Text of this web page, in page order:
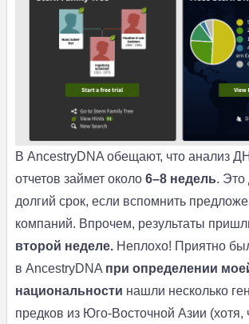
В AncestryDNA обещают, что анализ
отчетов займет около 6–8 недель. Это
долгий срок, если вспомнить
компаний. Впрочем, результаты
второй неделе.Неплохо! Приятно
в AncestryDNA при определении
национальности нашли несколько
предков из Юго-Восточной Азии (хотя,